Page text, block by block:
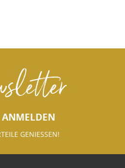
ANMELDEN
GENIESSEN!